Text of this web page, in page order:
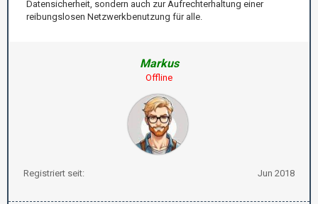
Datensicherheit, sondern auch zur Aufrechterhaltung einer
reibungslosen Netzwerkbenutzung für alle.
Markus
Offline
Registriert seit: Jun 2018